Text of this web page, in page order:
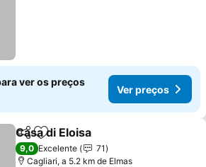
ver os preços
Ver preços
PartilharAdicionar aos favoritos
Casa di Eloisa
9,0 Excelente
71
Cagliari, a 5.2 km de Elmas